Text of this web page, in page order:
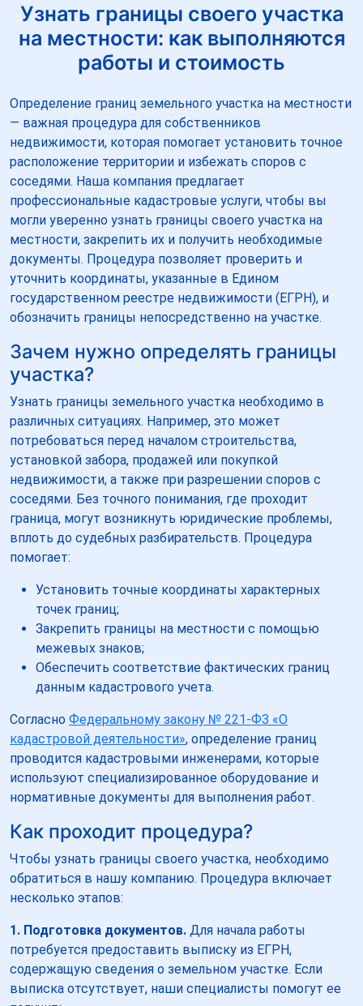
Узнать границы своего участка
на местности: как выполняются
работы и стоимость
Определение границ земельного участка на местности
— важная процедура для собственников
недвижимости, которая помогает установить точное
расположение территории и избежать споров с
соседями. Наша компания предлагает
профессиональные кадастровые услуги, чтобы вы
могли уверенно узнать границы своего участка на
местности, закрепить их и получить необходимые
документы. Процедура позволяет проверить и
уточнить координаты, указанные в Едином
государственном реестре недвижимости (ЕГРН), и
обозначить границы непосредственно на участке.
Зачем нужно определять границы
участка?
Узнать границы земельного участка необходимо в
различных ситуациях. Например, это может
потребоваться перед началом строительства,
установкой забора, продажей или покупкой
недвижимости, а также при разрешении споров с
соседями. Без точного понимания, где проходит
граница, могут возникнуть юридические проблемы,
вплоть до судебных разбирательств. Процедура
помогает:
Установить точные координаты характерных
точек границ;
Закрепить границы на местности с помощью
межевых знаков;
Обеспечить соответствие фактических границ
данным кадастрового учета.
Согласно Федеральному закону № 221-ФЗ «О
кадастровой деятельности», определение границ
проводится кадастровыми инженерами, которые
используют специализированное оборудование и
нормативные документы для выполнения работ.
Как проходит процедура?
Чтобы узнать границы своего участка, необходимо
обратиться в нашу компанию. Процедура включает
несколько этапов:
1. Подготовка документов. Для начала работы
потребуется предоставить выписку из ЕГРН,
содержащую сведения о земельном участке. Если
выписка отсутствует, наши специалисты помогут ее